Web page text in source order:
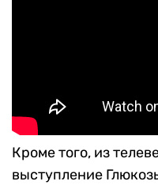
Кроме того, из
выступление